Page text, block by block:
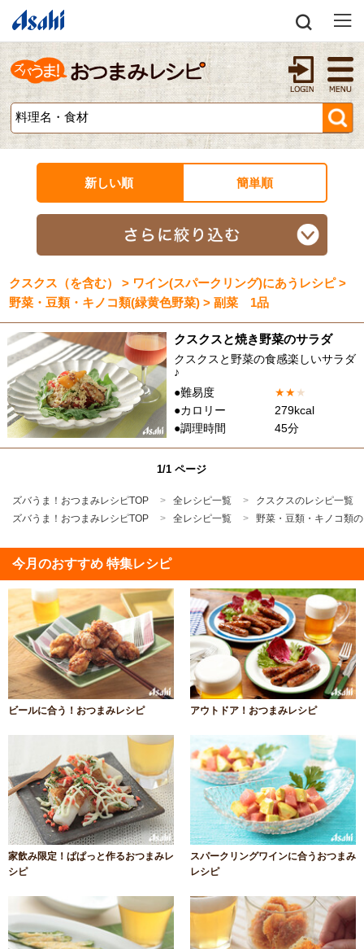
新しい順 簡単順
クスクス（を含む） > ワイン(スパークリング)にあうレシピ >
野菜・豆類・キノコ類(緑黄色野菜) > 副菜 1品
クスクスと焼き野菜のサラダ
クスクスと野菜の食感楽しいサラダ
♪
●難易度
★★★
●カロリー
279kcal
●調理時間
45分
1/1 ページ
ズバうま！おつまみレシピTOP 全レシピ一覧
クスクスのレシピ一覧
ズバうま！おつまみレシピTOP
全レシピ一覧 野菜・豆類・キノコ類
今月のおすすめ 特集レシピ
ビールに合う！おつまみレシピ アウトドア！おつまみレシピ
家飲み限定！ぱぱっと作るおつまみレ
シピ
スパークリングワインに合うおつまみ
レシピ